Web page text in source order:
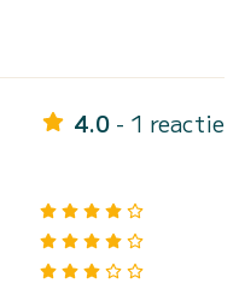
4.0 - 1 reactie